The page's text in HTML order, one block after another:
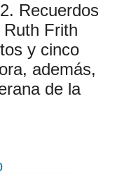
Recuerdos
Frith
y cinco
además,
de la